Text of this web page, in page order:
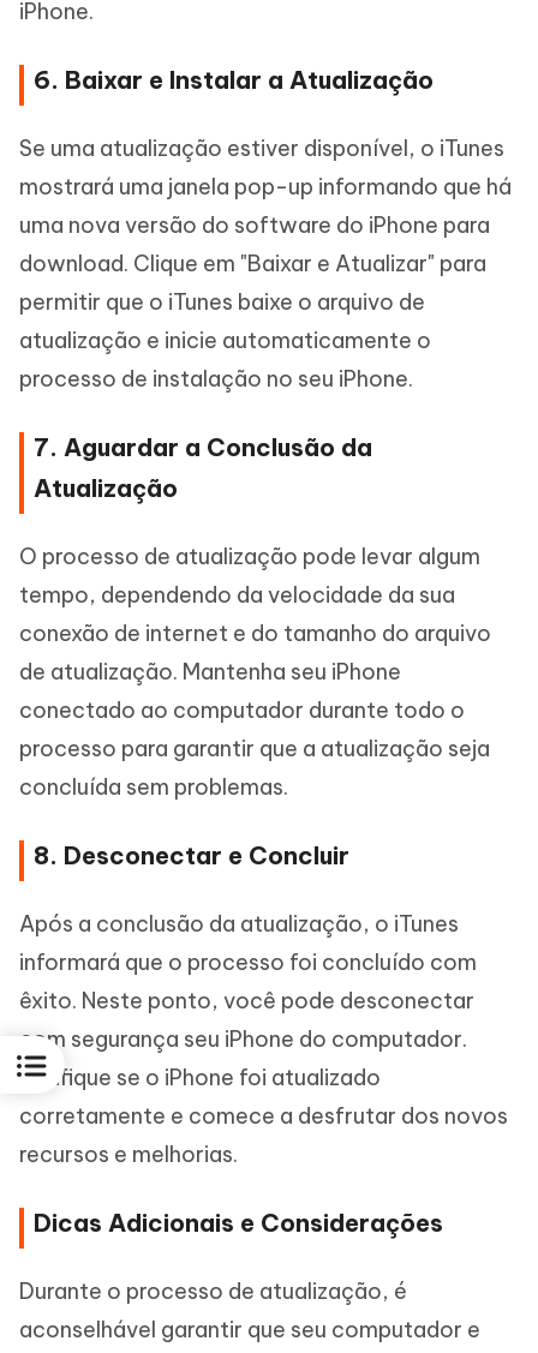
iPhone.
6. Baixar e Instalar a Atualização
Se uma atualização estiver disponível, o iTunes
mostrará uma janela pop-up informando que há
uma nova versão do software do iPhone para
download. Clique em "Baixar e Atualizar" para
permitir que o iTunes baixe o arquivo de
atualização e inicie automaticamente o
processo de instalação no seu iPhone.
7. Aguardar a Conclusão da
Atualização
O processo de atualização pode levar algum
tempo, dependendo da velocidade da sua
conexão de internet e do tamanho do arquivo
de atualização. Mantenha seu iPhone
conectado ao computador durante todo o
processo para garantir que a atualização seja
concluída sem problemas.
8. Desconectar e Concluir
Após a conclusão da atualização, o iTunes
informará que o processo foi concluído com
êxito. Neste ponto, você pode desconectar
com segurança seu iPhone do computador.
Verifique se o iPhone foi atualizado
corretamente e comece a desfrutar dos novos
recursos e melhorias.
Dicas Adicionais e Considerações
Durante o processo de atualização, é
aconselhável garantir que seu computador e